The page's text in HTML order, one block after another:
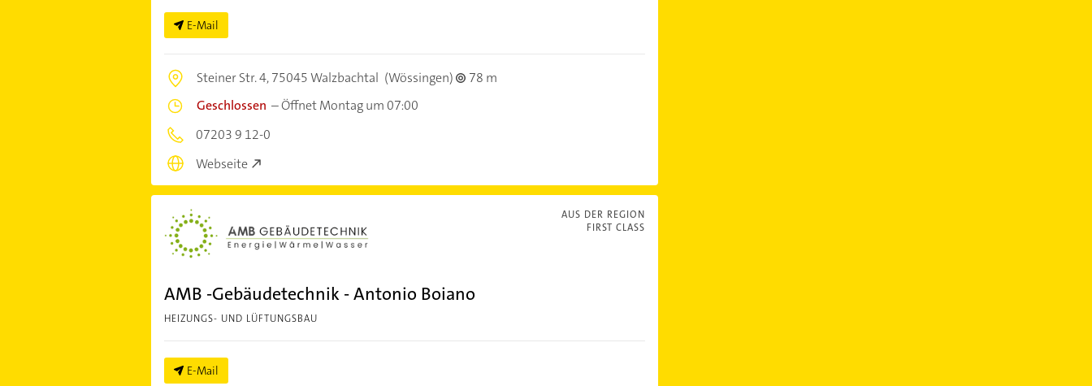
E-Mail
Steiner Str. 4,75045 Walzbachtal (Wössingen)
78 m
Geschlossen –Öffnet Montag um 07:00
07203 9 12-0
Webseite
AUS DER REGION
FIRST CLASS
AMB -Gebäudetechnik - Antonio Boiano
HEIZUNGS- UND LÜFTUNGSBAU
E-Mail